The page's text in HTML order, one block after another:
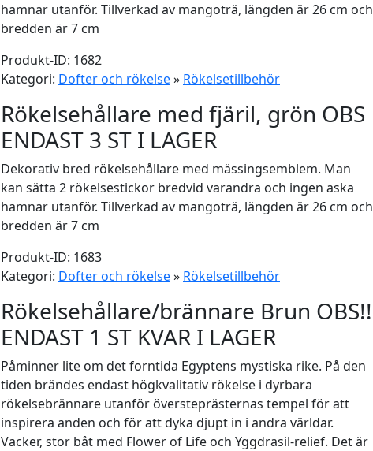
hamnar utanför. Tillverkad av mangoträ, längden är 26 cm och
bredden är 7 cm
Produkt-ID: 1682
Kategori: Dofter och rökelse» Rökelsetillbehör
Rökelsehållare med fjäril, grön OBS
ENDAST 3 ST I LAGER
Dekorativ bred rökelsehållare med mässingsemblem. Man
kan sätta 2 rökelsestickor bredvid varandra och ingen aska
hamnar utanför. Tillverkad av mangoträ, längden är 26 cm och
bredden är 7 cm
Produkt-ID: 1683
Kategori: Dofter och rökelse» Rökelsetillbehör
Rökelsehållare/brännare Brun OBS!!
ENDAST 1 ST KVAR I LAGER
Påminner lite om det forntida Egyptens mystiska rike. På den
tiden brändes endast högkvalitativ rökelse i dyrbara
rökelsebrännare utanför översteprästernas tempel för att
inspirera anden och för att dyka djupt in i andra världar.
Vacker, stor båt med Flower of Life och Yggdrasil-relief. Det är